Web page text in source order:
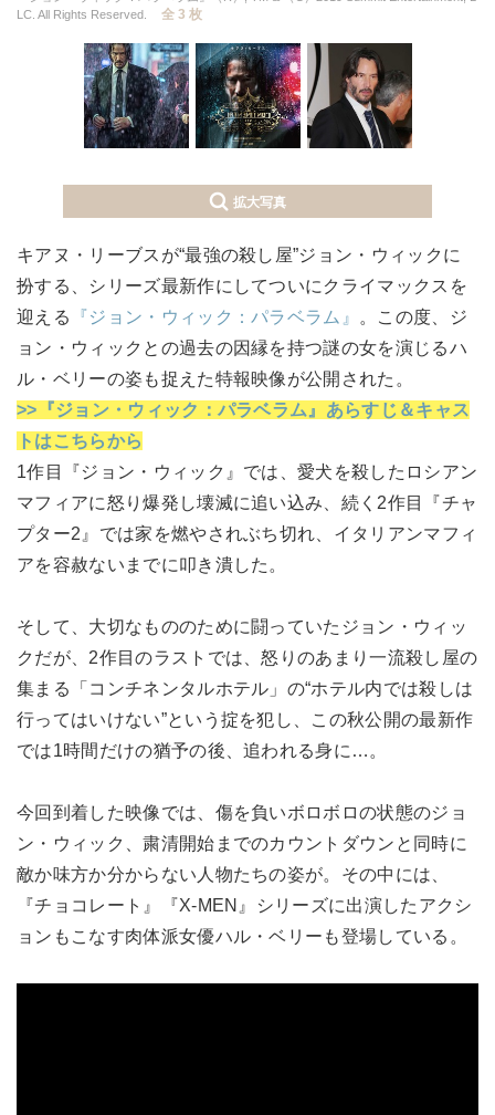
LC. All Rights Reserved.
全 3 枚
拡大写真
キアヌ・リーブスが“最強の殺し屋”ジョン・ウィックに
扮する、シリーズ最新作にしてついにクライマックスを
迎える
『ジョン・ウィック：パラベラム』
。この度、ジ
ョン・ウィックとの過去の因縁を持つ謎の女を演じるハ
ル・ベリーの姿も捉えた特報映像が公開された。
>>『ジョン・ウィック：パラベラム』あらすじ＆キャス
トはこちらから
1作目『ジョン・ウィック』では、愛犬を殺したロシアン
マフィアに怒り爆発し壊滅に追い込み、続く2作目『チャ
プター2』では家を燃やされぶち切れ、イタリアンマフィ
アを容赦ないまでに叩き潰した。
そして、大切なもののために闘っていたジョン・ウィッ
クだが、2作目のラストでは、怒りのあまり一流殺し屋の
集まる「コンチネンタルホテル」の“ホテル内では殺しは
行ってはいけない”という掟を犯し、この秋公開の最新作
では1時間だけの猶予の後、追われる身に…。
今回到着した映像では、傷を負いボロボロの状態のジョ
ン・ウィック、粛清開始までのカウントダウンと同時に
敵か味方か分からない人物たちの姿が。その中には、
『チョコレート』『X-MEN』シリーズに出演したアクシ
ョンもこなす肉体派女優ハル・ベリーも登場している。